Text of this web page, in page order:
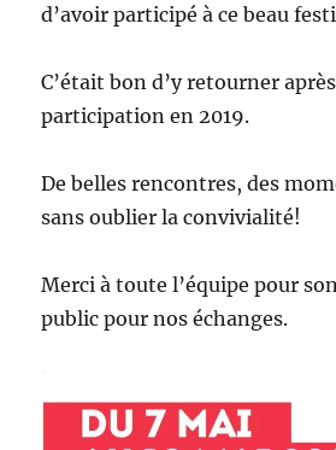
d’avoir participé à ce beau
C’était bon d’y retourner
participation en 2019.
De belles rencontres, des
sans oublier la convivialité!
Merci à toute l’équipe pour
public pour nos échanges.